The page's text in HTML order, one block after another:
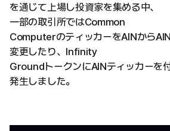
を通じて上場し投資家を集める中、
一部の取引所ではCommon
ComputerのティッカーをAINから
変更したり、Infinity
GroundトークンにAINティッカーを
発生しました。